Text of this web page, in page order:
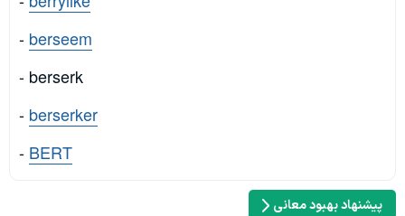
- berseem
- berserk
- berserker
- BERT
پیشنهاد بهبود معانی